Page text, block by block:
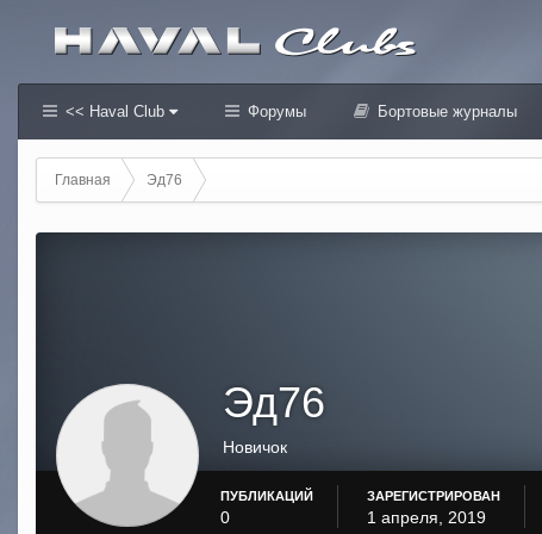
<< Haval Club Форумы Бортовые журналы
Главная Эд76
Эд76
Новичок
ПУБЛИКАЦИЙ
0
ЗАРЕГИСТРИРОВАН
1 апреля, 2019